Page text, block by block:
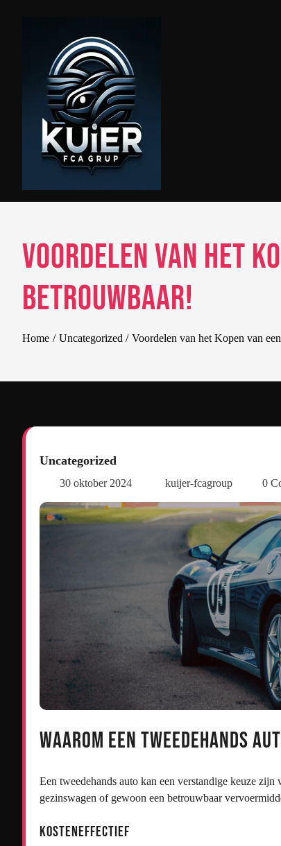
Voordelen van het
Betrouwbaar!
Home Uncategorized Voordelen van het Kopen van
Uncategorized
30 oktober 2024 kuijer-fcagroup 0
Waarom een Tweedehands
Een tweedehands auto kan een verstandige keuze
gezinswagen of gewoon een betrouwbaar
Kosteneffectief